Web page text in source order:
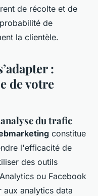
de récolte et de
de
la clientèle.
:
de votre
du trafic
constitue
l'efficacité de
des outils
ou Facebook
aux analytics data